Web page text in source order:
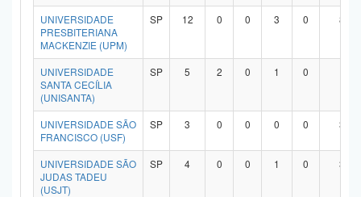
UNIVERSIDADE
PRESBITERIANA
MACKENZIE (UPM)
SP 12 0 0 3 0 8
UNIVERSIDADE
SANTA CECÍLIA
(UNISANTA)
SP 5 2 0 1 0
UNIVERSIDADE SÃO
FRANCISCO (USF)
SP 3 0 0 0 0 3
UNIVERSIDADE SÃO
JUDAS TADEU
(USJT)
SP 4 0 0 1 0 3